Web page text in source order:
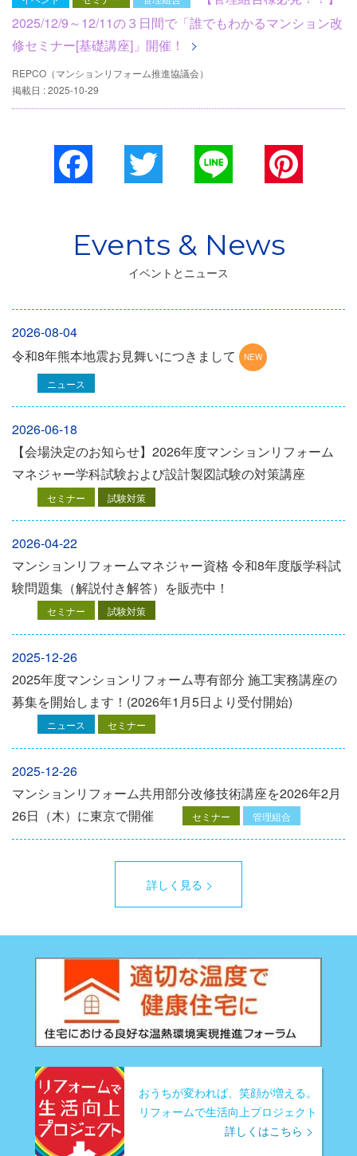
2025/12/9～12/11の３日間で「誰でもわかるマンション改
修セミナー[基礎講座]」開催！
REPCO（マンションリフォーム推進協議会）
掲載日 : 2025-10-29
Facebook
イベントとニュース
2026-08-04
令和8年熊本地震お見舞いにつきまして
ニュース
2026-06-18
【会場決定のお知らせ】2026年度マンションリフォーム
マネジャー学科試験および設計製図試験の対策講座
セミナー 試験対策
2026-04-22
マンションリフォームマネジャー資格 令和8年度版学科試
験問題集（解説付き解答）を販売中！
セミナー 試験対策
2025-12-26
2025年度マンションリフォーム専有部分 施工実務講座の
募集を開始します！(2026年1月5日より受付開始)
ニュース セミナー
2025-12-26
マンションリフォーム共用部分改修技術講座を2026年2月
26日（木）に東京で開催
セミナー 管理組合
詳しく見る
おうちが変われば、笑顔が増える。
リフォームで生活向上プロジェクト
詳しくはこちら